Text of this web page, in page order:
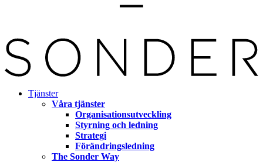
Tjänster
Våra tjänster
Organisationsutveckling
Styrning och ledning
Strategi
Förändringsledning
The Sonder Way